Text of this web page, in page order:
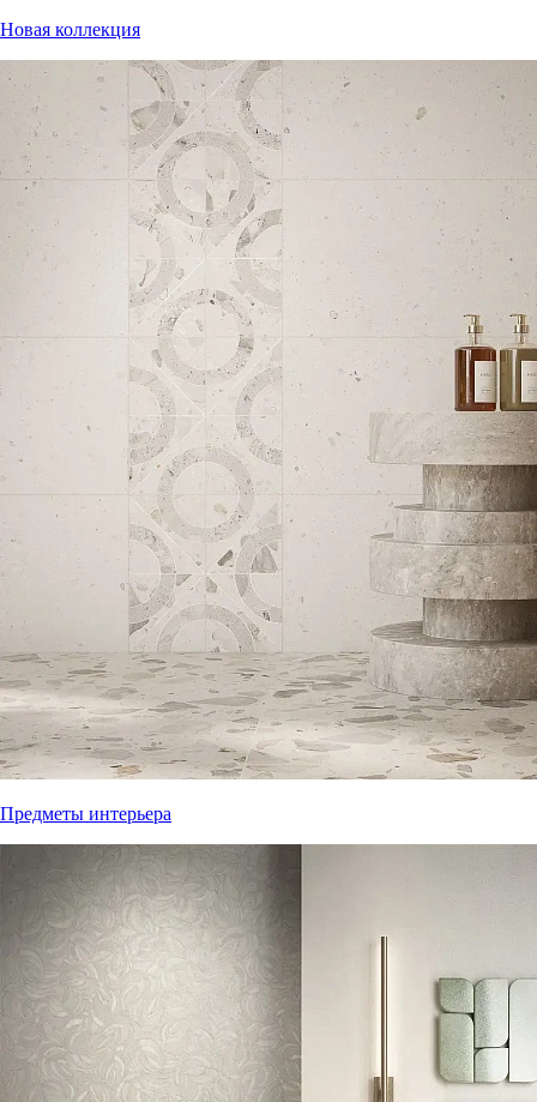
Новая коллекция
Предметы интерьера